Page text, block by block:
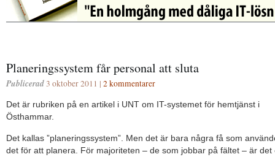
Planeringssystem får personal att sluta
Publicerad 3 oktober 2011 | 2 kommentarer
Det är rubriken på en artikel i UNT om IT-systemet för hemtjänst i
Östhammar.
Det kallas ”planeringssystem”. Men det är bara några få som
det för att planera. För majoriteten – de som jobbar på fältet – är det